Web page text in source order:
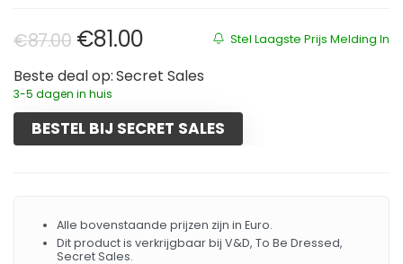
Stel Laagste Prijs Melding In
€87.00 Oorspronkelijke prijs was:
€81.00Huidige prijs is: €81.00.
Beste deal op: Secret Sales
3-5 dagen in huis
BESTEL BIJ SECRET SALES
Alle bovenstaande prijzen zijn in Euro.
Dit product is verkrijgbaar bij V&D, To Be Dressed,
Secret Sales.